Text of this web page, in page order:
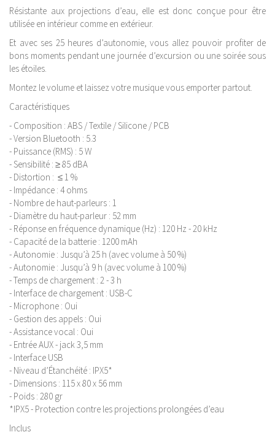
Résistante aux projections d’eau, elle est donc conçue pour être
utilisée en intérieur comme en extérieur.
Et avec ses 25 heures d’autonomie, vous allez pouvoir profiter de
bons moments pendant une journée d’excursion ou une soirée sous
les étoiles.
Montez le volume et laissez votre musique vous emporter partout.
Caractéristiques
- Composition : ABS / Textile / Silicone / PCB
- Version Bluetooth : 5.3
- Puissance (RMS) : 5 W
- Sensibilité : ≥ 85 dBA
- Distortion : ≤ 1 %
- Impédance : 4 ohms
- Nombre de haut-parleurs : 1
- Diamètre du haut-parleur : 52 mm
- Réponse en fréquence dynamique (Hz) : 120 Hz - 20 kHz
- Capacité de la batterie : 1200 mAh
- Autonomie : Jusqu’à 25 h (avec volume à 50 %)
- Autonomie : Jusqu’à 9 h (avec volume à 100 %)
- Temps de chargement : 2 - 3 h
- Interface de chargement : USB-C
- Microphone : Oui
- Gestion des appels : Oui
- Assistance vocal : Oui
- Entrée AUX - jack 3,5 mm
- Interface USB
- Niveau d’Étanchéité : IPX5*
- Dimensions : 115 x 80 x 56 mm
- Poids : 280 gr
*IPX5 - Protection contre les projections prolongées d’eau
Inclus